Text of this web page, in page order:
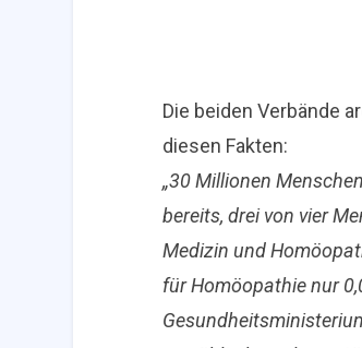
Die beiden Verbände
diesen Fakten:
„30 Millionen
bereits, drei von vier
Medizin und
für Homöopathie nur